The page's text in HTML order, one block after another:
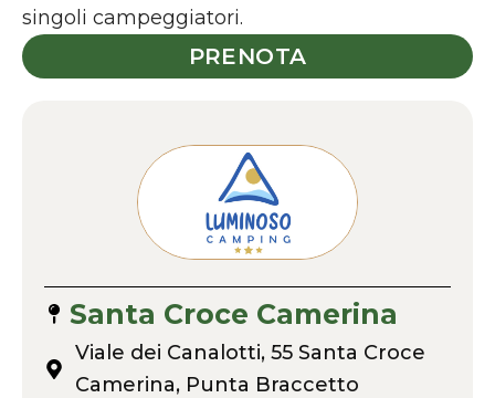
singoli campeggiatori.
PRENOTA
Santa Croce Camerina
Viale dei Canalotti, 55 Santa Croce
Camerina, Punta Braccetto